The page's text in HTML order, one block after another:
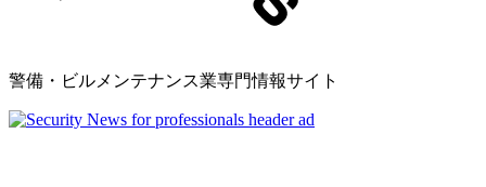
警備・ビルメンテナンス業専門情報サイト